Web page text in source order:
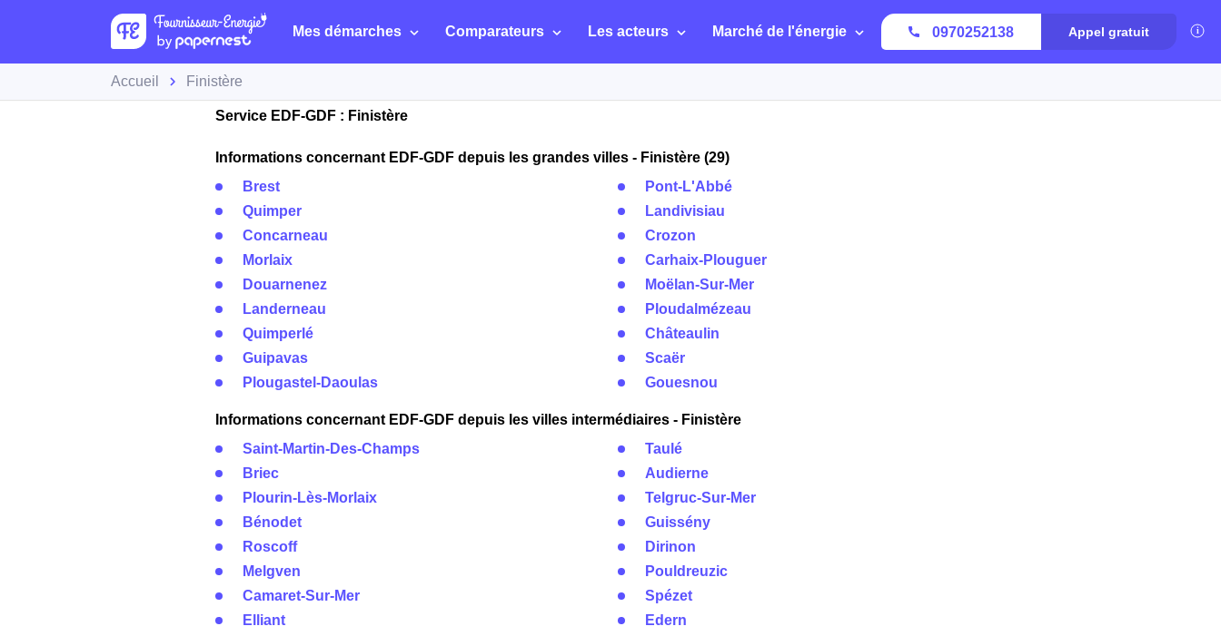
Mes démarches Comparateurs Les acteurs Marché de l'énergie 0970252138 Appel gratuit
Accueil Finistère
Service EDF-GDF : Finistère
Informations concernant EDF-GDF depuis les grandes villes - Finistère (29)
Brest
Quimper
Concarneau
Morlaix
Douarnenez
Landerneau
Quimperlé
Guipavas
Plougastel-Daoulas
Pont-L'Abbé
Landivisiau
Crozon
Carhaix-Plouguer
Moëlan-Sur-Mer
Ploudalmézeau
Châteaulin
Scaër
Gouesnou
Informations concernant EDF-GDF depuis les villes intermédiaires - Finistère
Saint-Martin-Des-Champs
Briec
Plourin-Lès-Morlaix
Bénodet
Roscoff
Melgven
Camaret-Sur-Mer
Elliant
Taulé
Audierne
Telgruc-Sur-Mer
Guissény
Dirinon
Pouldreuzic
Spézet
Edern